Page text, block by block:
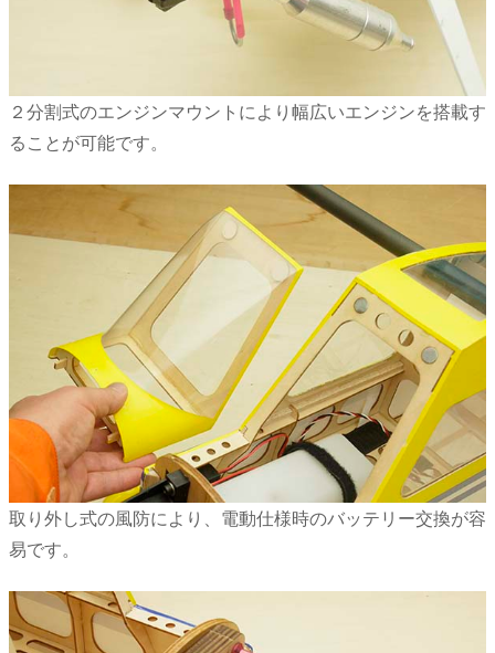
２分割式のエンジンマウントにより幅広いエンジンを搭載す
ることが可能です。
取り外し式の風防により、電動仕様時のバッテリー交換が容
易です。